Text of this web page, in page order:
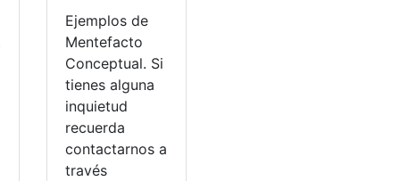
Ejemplos de
Mentefacto
Conceptual. Si
tienes alguna
inquietud
recuerda
contactarnos a
través